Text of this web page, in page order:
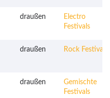
draußen
Electro
Festivals
draußen Rock Festivals
draußen
Gemischte
Festivals